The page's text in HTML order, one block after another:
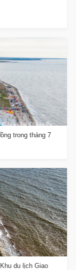
trong tháng 7
du lịch Giao